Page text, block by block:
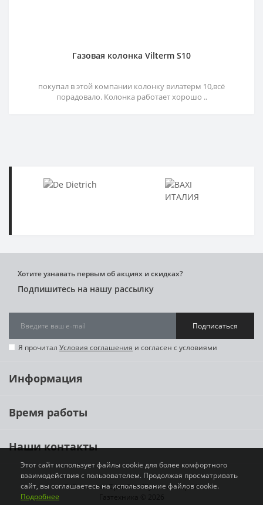
Газовая колонка Vilterm S10
покупал в этой компании колонку вилатерм 10,всё
порадовало. Колонка работает хорошо ..
Хотите узнавать первым об акциях и скидках?
Подпишитесь на нашу рассылку
Подписаться
Я прочитал Условия соглашения и согласен с условиями
Информация
Время работы
Наши контакты
Работает наOpenCart "Русская сборка"
Этот сайт использует файлы cookie для более комфортного
взаимодействия с пользователем. Продолжая просматривать
сайт, вы соглашаетесь на использование файлов cookie.
Подробнее